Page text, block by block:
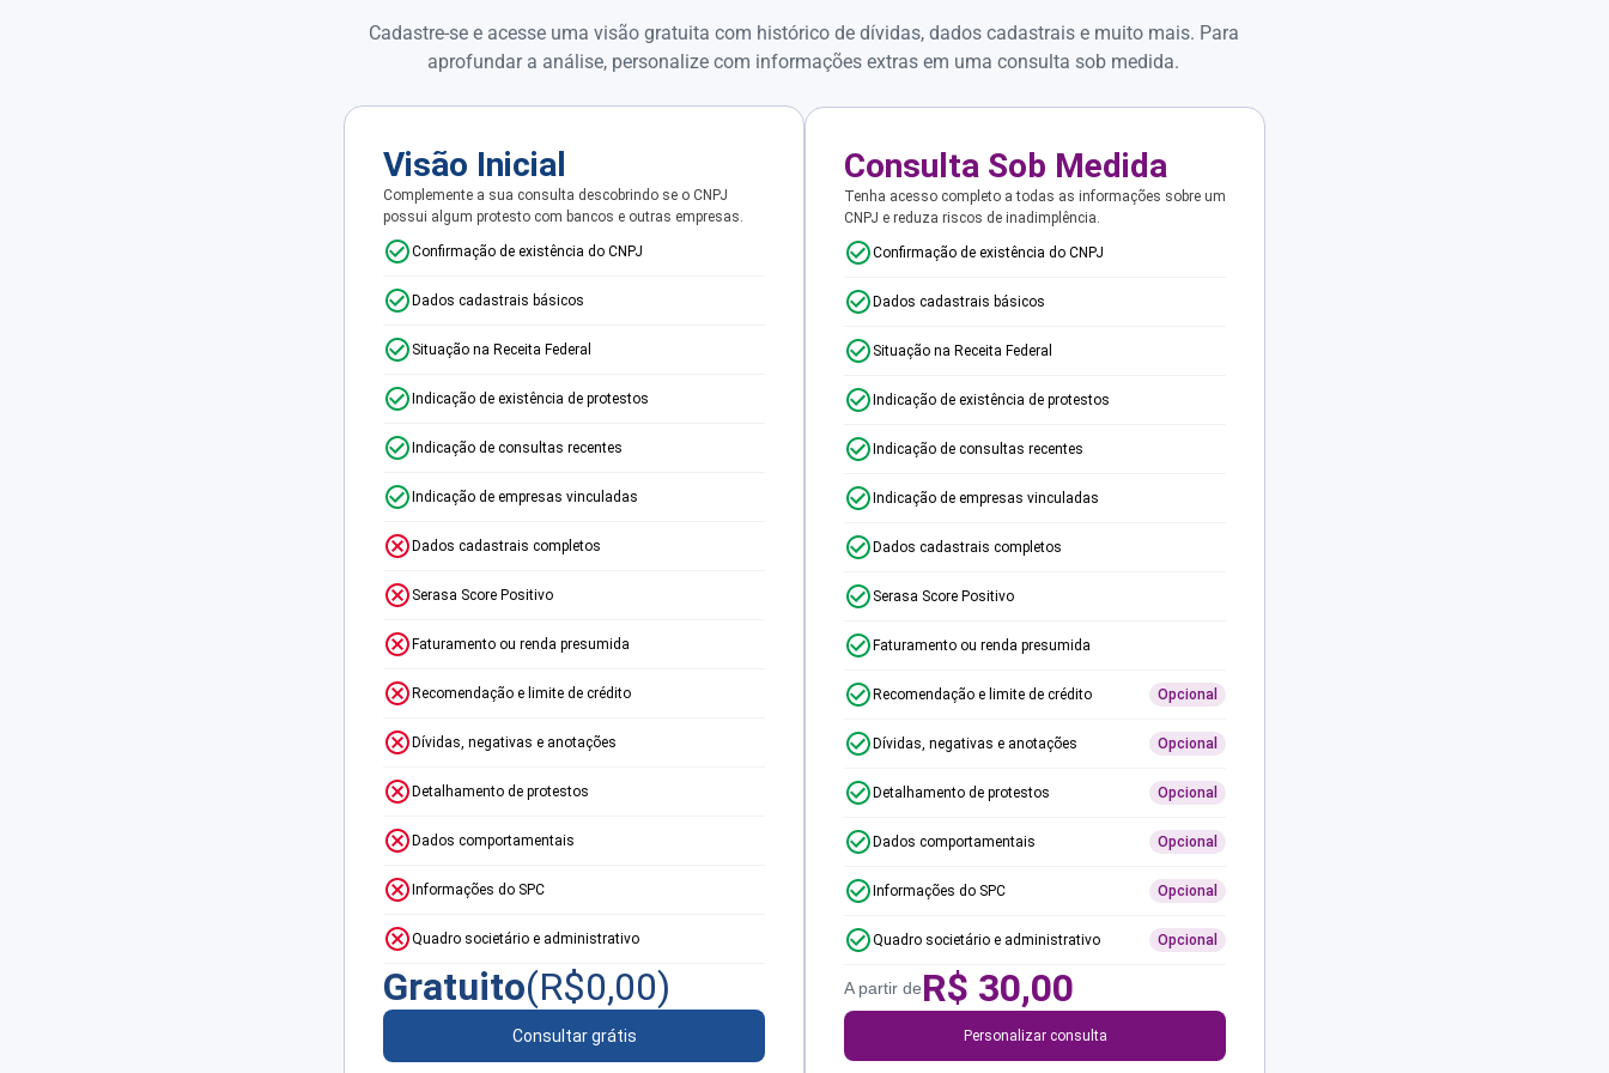
Cadastre-se e acesse uma visão gratuita com histórico de dívidas, dados cadastrais e muito mais. Para
aprofundar a análise, personalize com informações extras em uma consulta sob medida.
Visão Inicial
Complemente a sua consulta descobrindo se o CNPJ
possui algum protesto com bancos e outras empresas.
Confirmação de existência do CNPJ
Dados cadastrais básicos
Situação na Receita Federal
Indicação de existência de protestos
Indicação de consultas recentes
Indicação de empresas vinculadas
Dados cadastrais completos
Serasa Score Positivo
Faturamento ou renda presumida
Recomendação e limite de crédito
Dívidas, negativas e anotações
Detalhamento de protestos
Dados comportamentais
Informações do SPC
Quadro societário e administrativo
Gratuito(R$0,00)
Consultar grátis
Consulta Sob Medida
Tenha acesso completo a todas as informações sobre um
CNPJ e reduza riscos de inadimplência.
Confirmação de existência do CNPJ
Dados cadastrais básicos
Situação na Receita Federal
Indicação de existência de protestos
Indicação de consultas recentes
Indicação de empresas vinculadas
Dados cadastrais completos
Serasa Score Positivo
Faturamento ou renda presumida
Recomendação e limite de crédito Opcional
Dívidas, negativas e anotações Opcional
Detalhamento de protestos Opcional
Dados comportamentais Opcional
Informações do SPC Opcional
Quadro societário e administrativo Opcional
A partir deR$ 30,00
Personalizar consulta